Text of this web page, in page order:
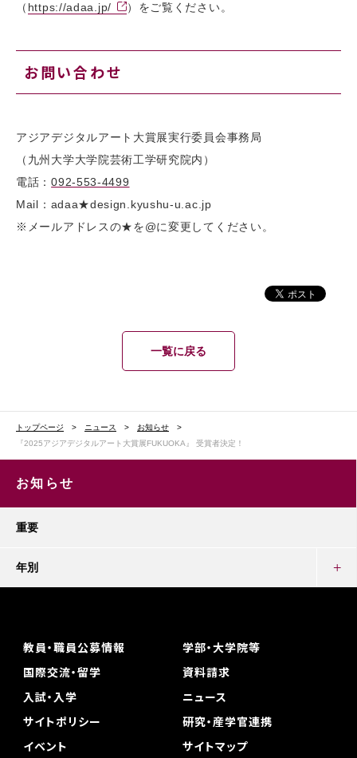
（ https://adaa.jp/ ）をご覧ください。
お問い合わせ
アジアデジタルアート大賞展実行委員会事務局
（九州大学大学院芸術工学研究院内）
電話：092-553-4499
Mail：adaa★design.kyushu-u.ac.jp
※メールアドレスの★を@に変更してください。
一覧に戻る
トップページ ニュース
お知らせ
『2025アジアデジタルアート大賞展FUKUOKA』 受賞者決定！
お知らせ
重要
年別
教員・職員公募情報
学部・大学院等
国際交流・留学
資料請求
入試・入学
ニュース
サイトポリシー
研究・産学官連携
イベント
サイトマップ